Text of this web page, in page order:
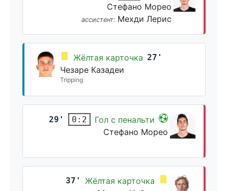
Стефано Морео
ассистент: Мехди Лерис
Жёлтая карточка 27'
Чезаре Казадеи
Tripping
29' 0:2
Гол с пенальти
Стефано Морео
37'
Жёлтая карточка